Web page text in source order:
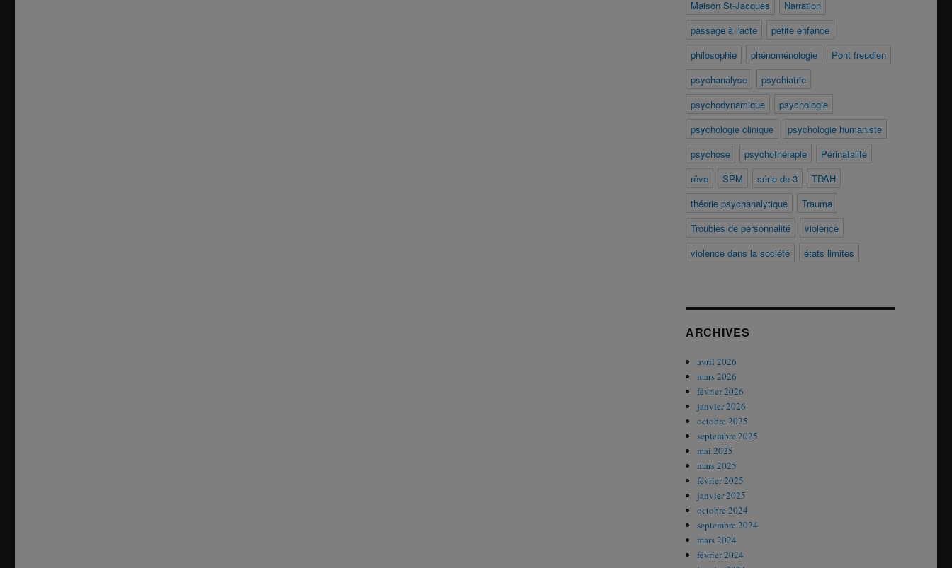
Maison St-Jacques
Narration
passage à l'acte
petite enfance
philosophie
phénoménologie
Pont freudien
psychanalyse
psychiatrie
psychodynamique
psychologie
psychologie clinique
psychologie humaniste
psychose
psychothérapie
Périnatalité
rêve
SPM série de 3
TDAH
théorie psychanalytique
Trauma
Troubles de personnalité
violence
violence dans la société
états limites
ARCHIVES
avril 2026
mars 2026
février 2026
janvier 2026
octobre 2025
septembre 2025
mai 2025
mars 2025
février 2025
janvier 2025
octobre 2024
septembre 2024
mars 2024
février 2024